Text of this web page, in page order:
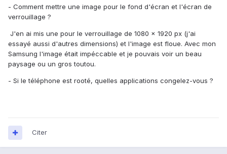
- Comment mettre une image pour le fond d'écran et l'écran de
verrouillage ?
J'en ai mis une pour le verrouillage de 1080 x 1920 px (j'ai
essayé aussi d'autres dimensions) et l'image est floue. Avec mon
Samsung l'image était impéccable et je pouvais voir un beau
paysage ou un gros toutou.
- Si le téléphone est rooté, quelles applications congelez-vous ?
Citer